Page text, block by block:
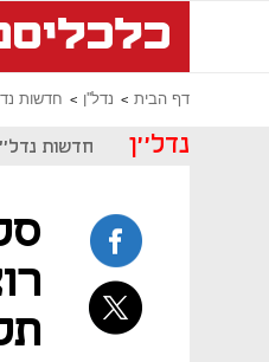
דף הבית נדל''ן חדשות
נדל''ן חדשות